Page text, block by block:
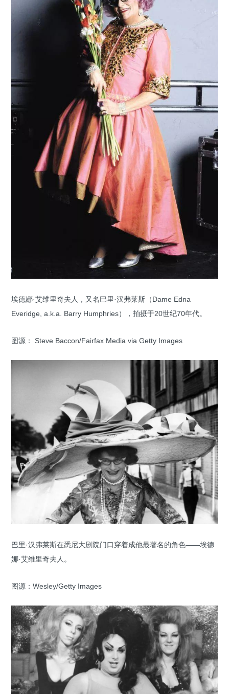
埃德娜·艾维里奇夫人，又名巴里·汉弗莱斯（Dame Edna
Everidge, a.k.a. Barry Humphries），拍摄于20世纪70年代。
图源： Steve Baccon/Fairfax Media via Getty Images
巴里·汉弗莱斯在悉尼大剧院门口穿着成他最著名的角色——埃德
娜·艾维里奇夫人。
图源：Wesley/Getty Images